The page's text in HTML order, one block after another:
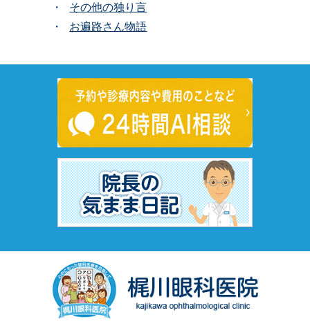
その他の独り言
お遍路さん物語